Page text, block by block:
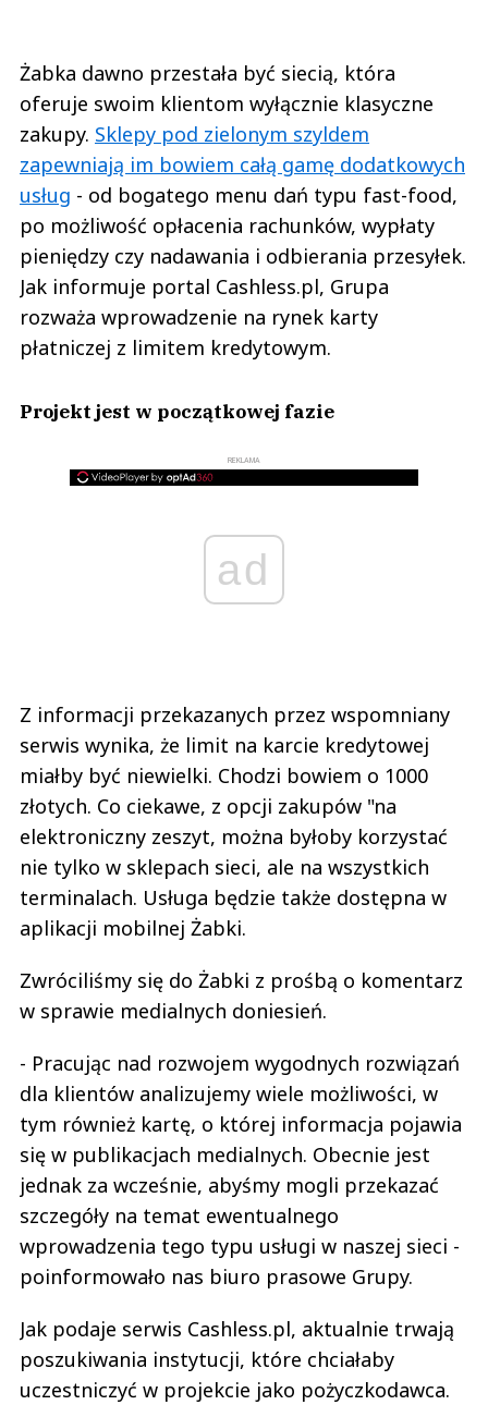
Żabka dawno przestała być siecią, która
oferuje swoim klientom wyłącznie klasyczne
zakupy. Sklepy pod zielonym szyldem
zapewniają im bowiem całą gamę dodatkowych
usług - od bogatego menu dań typu fast-food,
po możliwość opłacenia rachunków, wypłaty
pieniędzy czy nadawania i odbierania przesyłek.
Jak informuje portal Cashless.pl, Grupa
rozważa wprowadzenie na rynek karty
płatniczej z limitem kredytowym.
Projekt jest w początkowej fazie
REKLAMA
ad
Z informacji przekazanych przez wspomniany
serwis wynika, że limit na karcie kredytowej
miałby być niewielki. Chodzi bowiem o 1000
złotych. Co ciekawe, z opcji zakupów "na
elektroniczny zeszyt, można byłoby korzystać
nie tylko w sklepach sieci, ale na wszystkich
terminalach. Usługa będzie także dostępna w
aplikacji mobilnej Żabki.
Zwróciliśmy się do Żabki z prośbą o komentarz
w sprawie medialnych doniesień.
- Pracując nad rozwojem wygodnych rozwiązań
dla klientów analizujemy wiele możliwości, w
tym również kartę, o której informacja pojawia
się w publikacjach medialnych. Obecnie jest
jednak za wcześnie, abyśmy mogli przekazać
szczegóły na temat ewentualnego
wprowadzenia tego typu usługi w naszej sieci -
poinformowało nas biuro prasowe Grupy.
Jak podaje serwis Cashless.pl, aktualnie trwają
poszukiwania instytucji, które chciałaby
uczestniczyć w projekcie jako pożyczkodawca.